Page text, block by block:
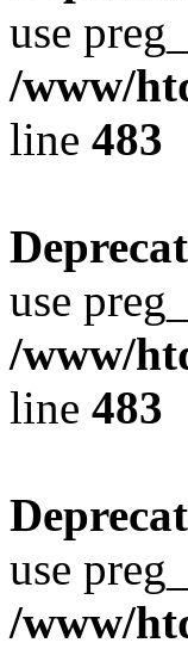
use
/www/
line 483
use
/www/
line 483
use
/www/